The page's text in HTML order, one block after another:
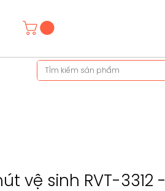
vệ sinh RVT-3312 -